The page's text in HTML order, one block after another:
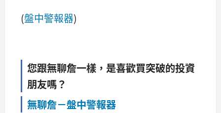
(盤中警報器)
您跟無聊詹一樣，是喜歡買突破的投資
朋友嗎？
無聊詹－盤中警報器